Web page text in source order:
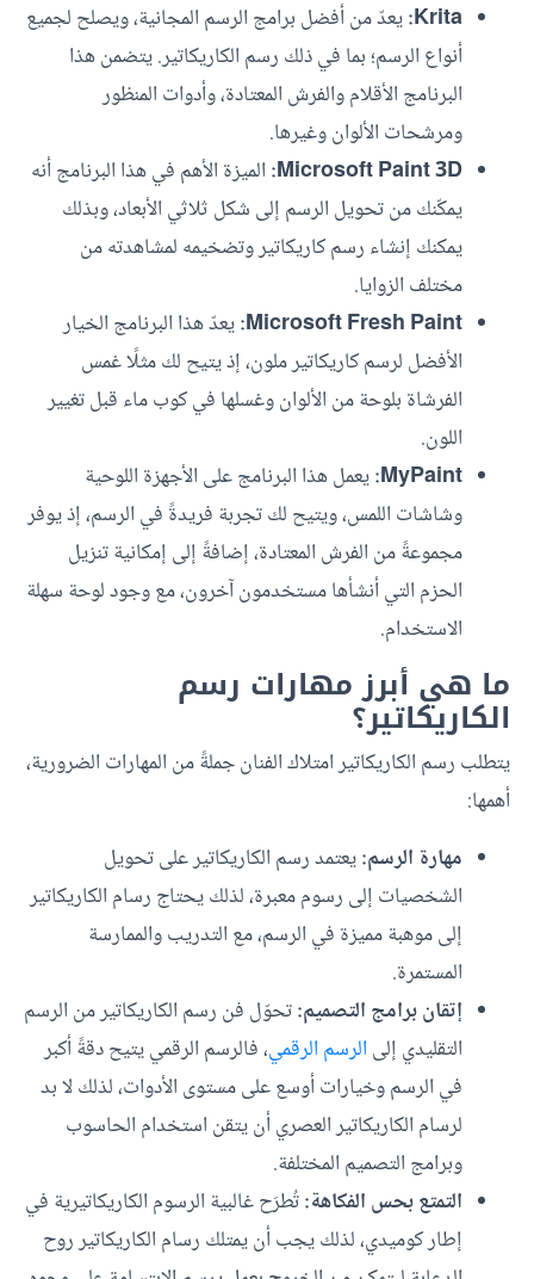
Krita: يعدّ من أفضل برامج الرسم المجانية، ويصلح لجميع
أنواع الرسم؛ بما في ذلك رسم الكاريكاتير. يتضمن هذا
البرنامج الأقلام والفرش المعتادة، وأدوات المنظور
ومرشحات الألوان وغيرها.
Microsoft Paint 3D: الميزة الأهم في هذا البرنامج أنه
يمكّنك من تحويل الرسم إلى شكل ثلاثي الأبعاد، وبذلك
يمكنك إنشاء رسم كاريكاتير وتضخيمه لمشاهدته من
مختلف الزوايا.
Microsoft Fresh Paint: يعدّ هذا البرنامج الخيار
الأفضل لرسم كاريكاتير ملون، إذ يتيح لك مثلًا غمس
الفرشاة بلوحة من الألوان وغسلها في كوب ماء قبل تغيير
اللون.
MyPaint: يعمل هذا البرنامج على الأجهزة اللوحية
وشاشات اللمس، ويتيح لك تجربة فريدةً في الرسم، إذ يوفر
مجموعةً من الفرش المعتادة، إضافةً إلى إمكانية تنزيل
الحزم التي أنشأها مستخدمون آخرون، مع وجود لوحة سهلة
الاستخدام.
ما هي أبرز مهارات رسم
الكاريكاتير؟
يتطلب رسم الكاريكاتير امتلاك الفنان جملةً من المهارات الضرورية،
أهمها:
مهارة الرسم:يعتمد رسم الكاريكاتير على تحويل
الشخصيات إلى رسوم معبرة، لذلك يحتاج رسام الكاريكاتير
إلى موهبة مميزة في الرسم، مع التدريب والممارسة
المستمرة.
إتقان برامج التصميم:تحوّل فن رسم الكاريكاتير من الرسم
التقليدي إلى الرسم الرقمي، فالرسم الرقمي يتيح دقةً أكبر
في الرسم وخيارات أوسع على مستوى الأدوات، لذلك لا بد
لرسام الكاريكاتير العصري أن يتقن استخدام الحاسوب
وبرامج التصميم المختلفة.
التمتع بحس الفكاهة:تُطرَح غالبية الرسوم الكاريكاتيرية في
إطار كوميدي، لذلك يجب أن يمتلك رسام الكاريكاتير روح